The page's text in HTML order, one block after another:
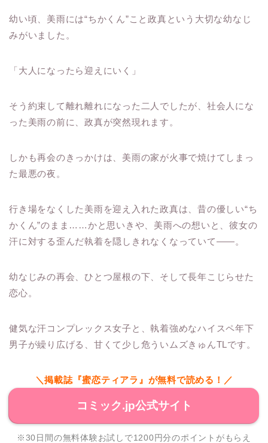
幼い頃、美雨には“ちかくん”こと政真という大切な幼なじ
みがいました。
「大人になったら迎えにいく」
そう約束して離れ離れになった二人でしたが、社会人にな
った美雨の前に、政真が突然現れます。
しかも再会のきっかけは、美雨の家が火事で焼けてしまっ
た最悪の夜。
行き場をなくした美雨を迎え入れた政真は、昔の優しい“ち
かくん”のまま……かと思いきや、美雨への想いと、彼女の
汗に対する歪んだ執着を隠しきれなくなっていて――。
幼なじみの再会、ひとつ屋根の下、そして長年こじらせた
恋心。
健気な汗コンプレックス女子と、執着強めなハイスペ年下
男子が繰り広げる、甘くて少し危ういムズきゅんTLです。
＼掲載誌『蜜恋ティアラ』が無料で読める！／
コミック.jp公式サイト
※30日間の無料体験お試しで1200円分のポイントがもらえ